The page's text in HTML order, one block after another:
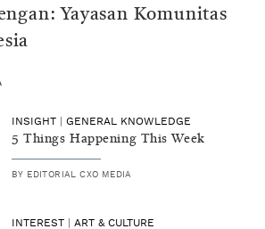
Yayasan Komunitas
INSIGHT GENERAL KNOWLEDGE
5 Things Happening This Week
BY EDITORIAL CXO MEDIA
INTEREST ART & CULTURE